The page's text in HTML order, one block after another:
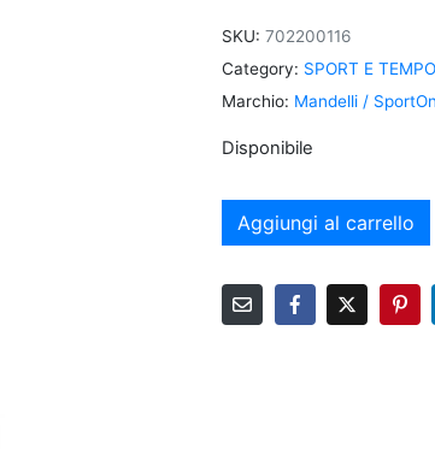
SKU: 702200116
Category: SPORT E
Marchio: Mandelli /
Disponibile
Aggiungi al carrello